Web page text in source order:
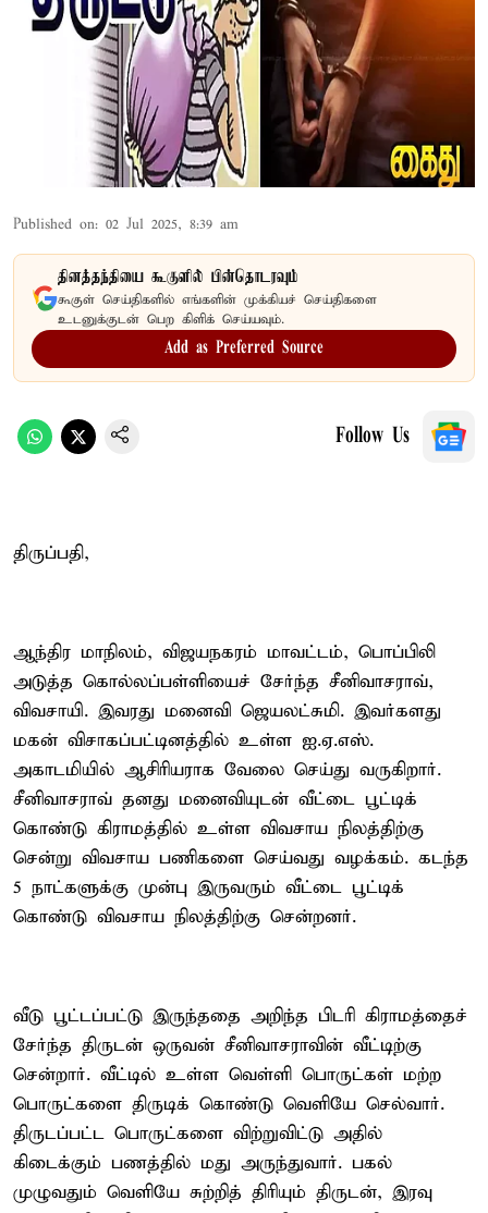
Published on: 02 Jul 2025, 8:39 am
தினத்தந்தியை கூகுளில் பின்தொடரவும்
கூகுள் செய்திகளில் எங்களின் முக்கியச் செய்திகளை
உடனுக்குடன் பெற கிளிக் செய்யவும்.
Add as Preferred Source
Follow Us
திருப்பதி,
ஆந்திர மாநிலம், விஜயநகரம் மாவட்டம், பொப்பிலி
அடுத்த கொல்லப்பள்ளியைச் சேர்ந்த சீனிவாசராவ்,
விவசாயி. இவரது மனைவி ஜெயலட்சுமி. இவர்களது
மகன் விசாகப்பட்டினத்தில் உள்ள ஐ.ஏ.எஸ்.
அகாடமியில் ஆசிரியராக வேலை செய்து வருகிறார்.
சீனிவாசராவ் தனது மனைவியுடன் வீட்டை பூட்டிக்
கொண்டு கிராமத்தில் உள்ள விவசாய நிலத்திற்கு
சென்று விவசாய பணிகளை செய்வது வழக்கம். கடந்த
5 நாட்களுக்கு முன்பு இருவரும் வீட்டை பூட்டிக்
கொண்டு விவசாய நிலத்திற்கு சென்றனர்.
வீடு பூட்டப்பட்டு இருந்ததை அறிந்த பிடரி கிராமத்தைச்
சேர்ந்த திருடன் ஒருவன் சீனிவாசராவின் வீட்டிற்கு
சென்றார். வீட்டில் உள்ள வெள்ளி பொருட்கள் மற்ற
பொருட்களை திருடிக் கொண்டு வெளியே செல்வார்.
திருடப்பட்ட பொருட்களை விற்றுவிட்டு அதில்
கிடைக்கும் பணத்தில் மது அருந்துவார். பகல்
முழுவதும் வெளியே சுற்றித் திரியும் திருடன், இரவு